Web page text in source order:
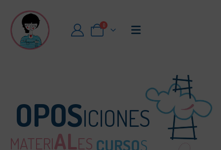
0
OPOSICIONES
MATERIALES CURSOS